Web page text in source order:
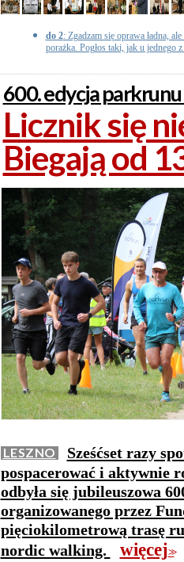
do 2: Zgadzam się oprawa ładna,
porażka. Pogłos taki, jak u jednego
600. edycja
Licznik się
Biegają od
LESZNO
Sześćset razy
pospacerować i aktywnie
odbyła się jubileuszowa
organizowanego przez
pięciokilometrową trasę
nordic walking.
więcej>>